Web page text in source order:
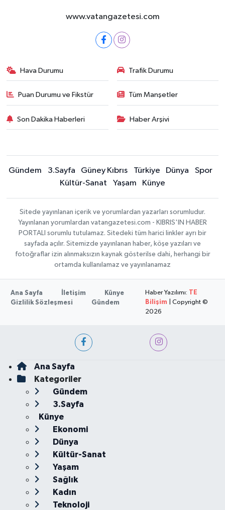
www.vatangazetesi.com
Hava Durumu Trafik Durumu
Puan Durumu ve Fikstür Tüm Manşetler
Son Dakika Haberleri Haber Arşivi
Gündem 3.Sayfa Güney Kıbrıs Türkiye Dünya
Spor
Kültür-Sanat
Yaşam Künye
Sitede yayınlanan içerik ve yorumlardan yazarları sorumludur.
Yayınlanan yorumlardan vatangazetesi.com - KIBRIS'IN HABER
PORTALI sorumlu tutulamaz. Sitedeki tüm harici linkler ayrı bir
sayfada açılır. Sitemizde yayınlanan haber, köşe yazıları ve
fotoğraflar izin alınmaksızın kaynak gösterilse dahi, herhangi bir
ortamda kullanılamaz ve yayınlanamaz
Ana Sayfa İletişim
Künye
Gizlilik Sözleşmesi
Gündem
Haber Yazılımı: TE
Bilişim | Copyright ©
2026
Ana Sayfa
Kategoriler
Gündem
3.Sayfa
Künye
Ekonomi
Dünya
Kültür-Sanat
Yaşam
Sağlık
Kadın
Teknoloji